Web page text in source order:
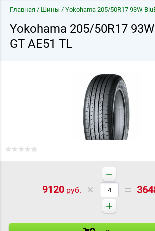
Главная / Шины / Yokohama 205/50R17 93W
Yokohama 205/50R17
GT AE51 TL
9120 руб.
−
+